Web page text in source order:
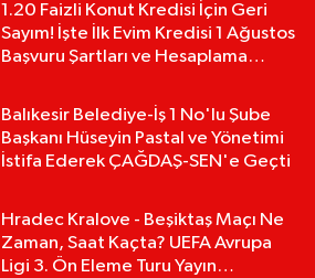
1.20 Faizli Konut Kredisi İçin Geri
Sayım! İşte İlk Evim Kredisi 1 Ağustos
Başvuru Şartları ve Hesaplama
Balıkesir Belediye-İş 1 No'lu Şube
Başkanı Hüseyin Pastal ve Yönetimi
İstifa Ederek ÇAĞDAŞ-SEN'e Geçti
Hradec Kralove - Beşiktaş Maçı Ne
Zaman, Saat Kaçta? UEFA Avrupa
Ligi 3. Ön Eleme Turu Yayın